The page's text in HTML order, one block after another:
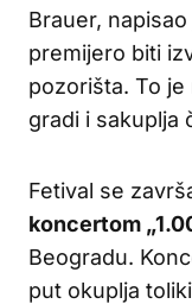
Brauer,
premijero biti
pozorišta. To
gradi i sakuplja
Fetival se
koncertom
Beogradu.
put okuplja